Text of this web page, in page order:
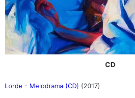
CD
Lorde - Melodrama (CD) (2017)